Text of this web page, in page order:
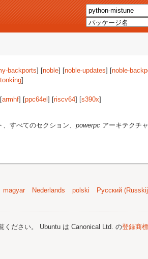
backports] [noble] [noble-updates] [noble-
]
armhf] [ppc64el ] [riscv64] [s390x]
、すべてのセクション、 powerpc アーキテクチ
magyar Nederlands polski Русский
ください。 Ubuntu は Canonical Ltd. の登録商標